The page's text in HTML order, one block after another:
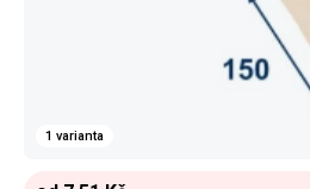
1 varianta